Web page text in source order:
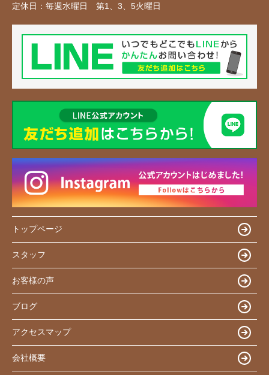
定休日： 毎週水曜日 第1、3、5火曜日
トップページ
スタッフ
お客様の声
ブログ
アクセスマップ
会社概要